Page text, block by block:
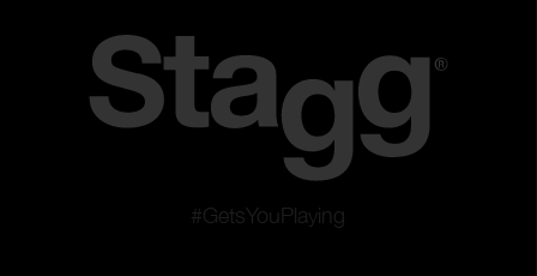
#GetsYouPlaying